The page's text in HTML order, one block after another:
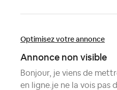
Optimisez votre annonce
Annonce non visible
Bonjour, je viens de
en ligne.je ne la vois pas